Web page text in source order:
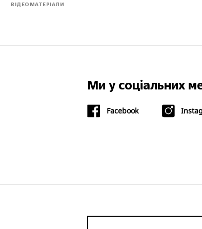
ВІДЕОМАТЕРІАЛИ
Ми у соціальних
Facebook